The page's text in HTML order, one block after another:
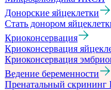
Донорские яйцеклетки
Стать донором
Криоконсервация
Криоконсервация
Криоконсервация
Ведение беременности
Пренатальный скрининг